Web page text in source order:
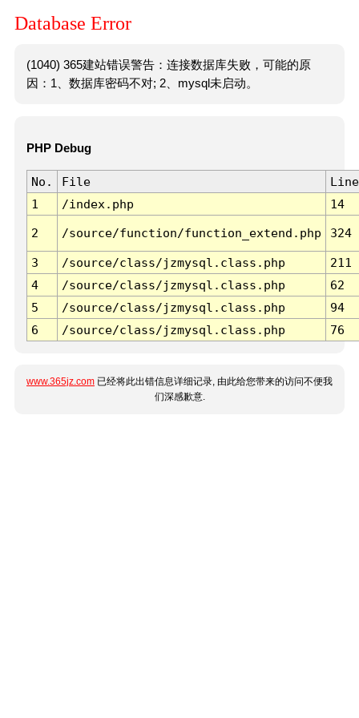
Database Error
(1040) 365建站错误警告：连接数据库失败，可能的原
因：1、数据库密码不对; 2、mysql未启动。
PHP Debug
No. File
Line
1
/index.php 14
2 /source/function/function_extend.php 324
3 /source/class/jzmysql.class.php
211
4
/source/class/jzmysql.class.php
62
5
/source/class/jzmysql.class.php
94
6
/source/class/jzmysql.class.php 76
www.365jz.com 已经将此出错信息详细记录, 由此给您带来的访问不便我
们深感歉意.